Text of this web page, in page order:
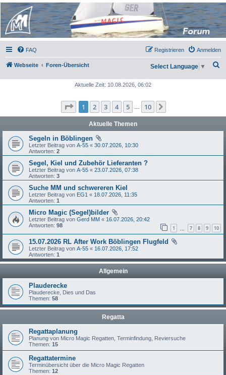
Micro Magic Forum
Deutschland
FAQ Anmelden
Registrieren
Webseite Foren-Übersicht Select Language ▼
Aktuelle Zeit: 10.08.2026, 06:02
Seite 1von 10
1 2 3 4 5 10
Aktuelle Themen
Segeln in Böblingen
Letzter Beitrag von A-55 « 30.07.2026, 10:30
Antworten: 2
Segel, Kiel und Zubehör Lieferanten ?
Letzter Beitrag von A-55 « 23.07.2026, 07:38
Antworten: 3
Suche MM und schwereren Kiel
Letzter Beitrag von EG1 « 18.07.2026, 11:35
Antworten: 1
Micro Magic (Segel)bilder
Letzter Beitrag von Gerd MM « 16.07.2026, 20:42
Antworten: 98 1 7 8 9 10
15.07.2026 RL After Work Böblingen Flugfeld
Letzter Beitrag von A-55 « 16.07.2026, 17:52
Antworten: 1
Allgemein
Plauderecke
Plauderecke, Dies und Das
Themen: 58
Regatta
Regattaplanung
Planung von Micro Magic Regatten, Terminfindung, Reviersuche
Themen: 15
Regattatermine
Terminübersicht über die Micro Magic Regatten
Themen: 12